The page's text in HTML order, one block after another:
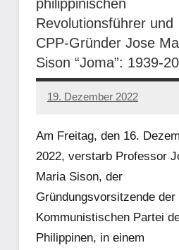
philippinischen
Revolutionsführer und
CPP-Gründer Jose
Sison “Joma”: 1939-
19. Dezember 2022
network
Am Freitag, den 16.
2022, verstarb Professor
Maria Sison, der
Gründungsvorsitzende der
Kommunistischen Partei
Philippinen, in einem